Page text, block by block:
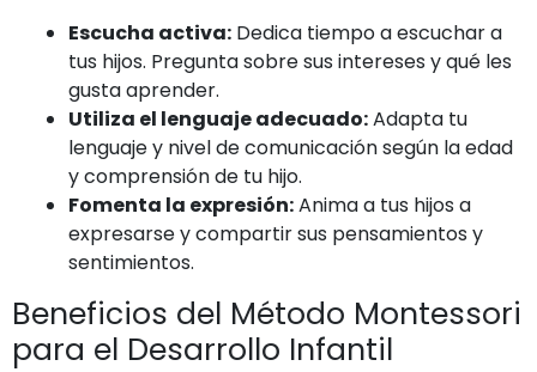
Escucha activa: Dedica tiempo a escuchar a
tus hijos. Pregunta sobre sus intereses y qué les
gusta aprender.
Utiliza el lenguaje adecuado:Adapta tu
lenguaje y nivel de comunicación según la edad
y comprensión de tu hijo.
Fomenta la expresión:Anima a tus hijos a
expresarse y compartir sus pensamientos y
sentimientos.
Beneficios del Método Montessori
para el Desarrollo Infantil